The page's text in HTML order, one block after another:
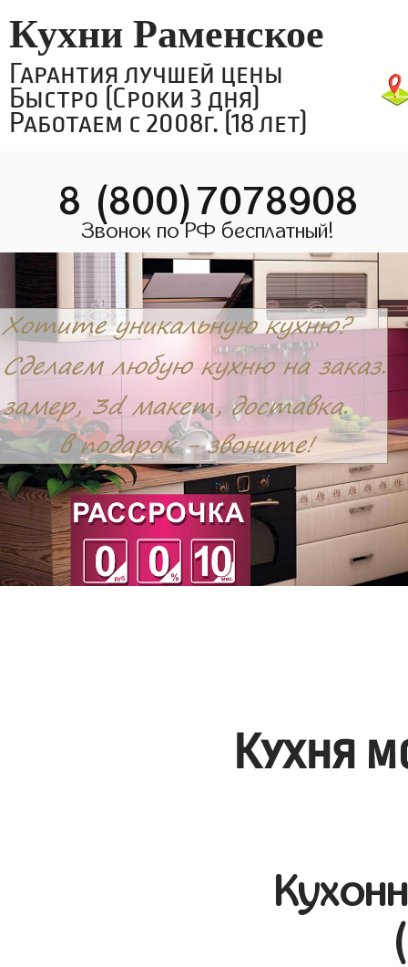
Кухни Раменское
Гарантия лучшей цены
Быстро (Сроки 3 дня)
Работаем с 2008г. (18 лет)
8 (800)7078908
Звонок по РФ бесплатный!
Кухня